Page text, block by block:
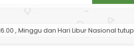
, Minggu dan Hari Libur Nasional tutup